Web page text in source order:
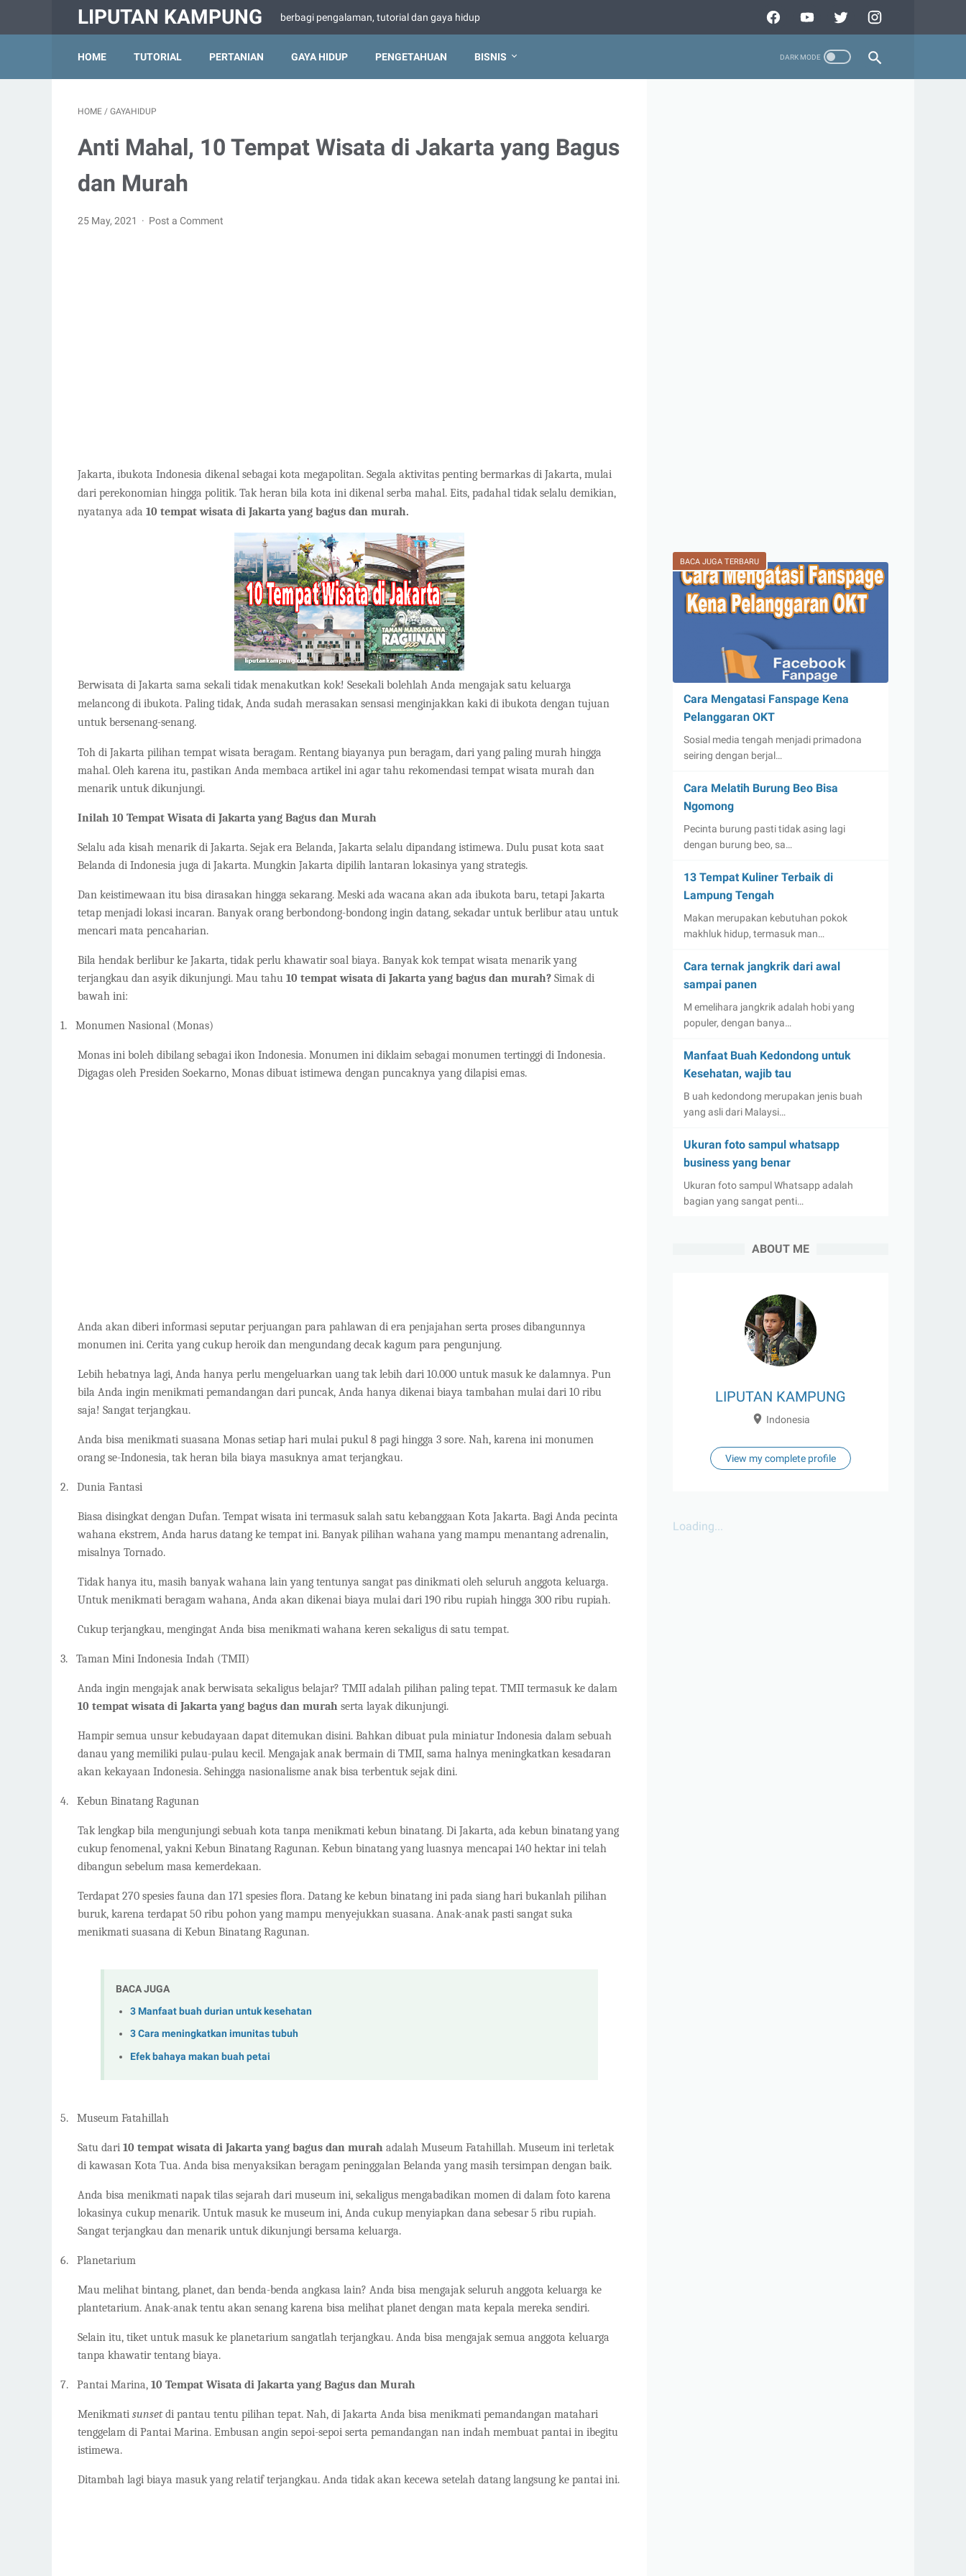
LIPUTAN KAMPUNG berbagi pengalaman, tutorial dan gaya hidup
HOME TUTORIAL PERTANIAN GAYA HIDUP PENGETAHUAN BISNIS
HOME / GAYAHIDUP
Anti Mahal, 10 Tempat Wisata di Jakarta yang Bagus
dan Murah
25 May, 2021 Post a Comment
Jakarta, ibukota Indonesia dikenal sebagai kota megapolitan. Segala aktivitas penting bermarkas di Jakarta, mulai
dari perekonomian hingga politik. Tak heran bila kota ini dikenal serba mahal. Eits, padahal tidak selalu demikian,
nyatanya ada 10 tempat wisata di Jakarta yang bagus dan murah.
Berwisata di Jakarta sama sekali tidak menakutkan kok! Sesekali bolehlah Anda mengajak satu keluarga
melancong di ibukota. Paling tidak, Anda sudah merasakan sensasi menginjakkan kaki di ibukota dengan tujuan
untuk bersenang-senang.
Toh di Jakarta pilihan tempat wisata beragam. Rentang biayanya pun beragam, dari yang paling murah hingga
mahal. Oleh karena itu, pastikan Anda membaca artikel ini agar tahu rekomendasi tempat wisata murah dan
menarik untuk dikunjungi.
Inilah 10 Tempat Wisata di Jakarta yang Bagus dan Murah
Selalu ada kisah menarik di Jakarta. Sejak era Belanda, Jakarta selalu dipandang istimewa. Dulu pusat kota saat
Belanda di Indonesia juga di Jakarta. Mungkin Jakarta dipilih lantaran lokasinya yang strategis.
Dan keistimewaan itu bisa dirasakan hingga sekarang. Meski ada wacana akan ada ibukota baru, tetapi Jakarta
tetap menjadi lokasi incaran. Banyak orang berbondong-bondong ingin datang, sekadar untuk berlibur atau untuk
mencari mata pencaharian.
Bila hendak berlibur ke Jakarta, tidak perlu khawatir soal biaya. Banyak kok tempat wisata menarik yang
terjangkau dan asyik dikunjungi. Mau tahu 10 tempat wisata di Jakarta yang bagus dan murah? Simak di
bawah ini:
1. Monumen Nasional (Monas)
Monas ini boleh dibilang sebagai ikon Indonesia. Monumen ini diklaim sebagai monumen tertinggi di Indonesia.
Digagas oleh Presiden Soekarno, Monas dibuat istimewa dengan puncaknya yang dilapisi emas.
Anda akan diberi informasi seputar perjuangan para pahlawan di era penjajahan serta proses dibangunnya
monumen ini. Cerita yang cukup heroik dan mengundang decak kagum para pengunjung.
Lebih hebatnya lagi, Anda hanya perlu mengeluarkan uang tak lebih dari 10.000 untuk masuk ke dalamnya. Pun
bila Anda ingin menikmati pemandangan dari puncak, Anda hanya dikenai biaya tambahan mulai dari 10 ribu
saja! Sangat terjangkau.
Anda bisa menikmati suasana Monas setiap hari mulai pukul 8 pagi hingga 3 sore. Nah, karena ini monumen
orang se-Indonesia, tak heran bila biaya masuknya amat terjangkau.
2. Dunia Fantasi
Biasa disingkat dengan Dufan. Tempat wisata ini termasuk salah satu kebanggaan Kota Jakarta. Bagi Anda pecinta
wahana ekstrem, Anda harus datang ke tempat ini. Banyak pilihan wahana yang mampu menantang adrenalin,
misalnya Tornado.
Tidak hanya itu, masih banyak wahana lain yang tentunya sangat pas dinikmati oleh seluruh anggota keluarga.
Untuk menikmati beragam wahana, Anda akan dikenai biaya mulai dari 190 ribu rupiah hingga 300 ribu rupiah.
Cukup terjangkau, mengingat Anda bisa menikmati wahana keren sekaligus di satu tempat.
3. Taman Mini Indonesia Indah (TMII)
Anda ingin mengajak anak berwisata sekaligus belajar? TMII adalah pilihan paling tepat. TMII termasuk ke dalam
10 tempat wisata di Jakarta yang bagus dan murah serta layak dikunjungi.
Hampir semua unsur kebudayaan dapat ditemukan disini. Bahkan dibuat pula miniatur Indonesia dalam sebuah
danau yang memiliki pulau-pulau kecil. Mengajak anak bermain di TMII, sama halnya meningkatkan kesadaran
akan kekayaan Indonesia. Sehingga nasionalisme anak bisa terbentuk sejak dini.
4. Kebun Binatang Ragunan
Tak lengkap bila mengunjungi sebuah kota tanpa menikmati kebun binatang. Di Jakarta, ada kebun binatang yang
cukup fenomenal, yakni Kebun Binatang Ragunan. Kebun binatang yang luasnya mencapai 140 hektar ini telah
dibangun sebelum masa kemerdekaan.
Terdapat 270 spesies fauna dan 171 spesies flora. Datang ke kebun binatang ini pada siang hari bukanlah pilihan
buruk, karena terdapat 50 ribu pohon yang mampu menyejukkan suasana. Anak-anak pasti sangat suka
menikmati suasana di Kebun Binatang Ragunan.
BACA JUGA
3 Manfaat buah durian untuk kesehatan
3 Cara meningkatkan imunitas tubuh
Efek bahaya makan buah petai
5. Museum Fatahillah
Satu dari 10 tempat wisata di Jakarta yang bagus dan murah adalah Museum Fatahillah. Museum ini terletak
di kawasan Kota Tua. Anda bisa menyaksikan beragam peninggalan Belanda yang masih tersimpan dengan baik.
Anda bisa menikmati napak tilas sejarah dari museum ini, sekaligus mengabadikan momen di dalam foto karena
lokasinya cukup menarik. Untuk masuk ke museum ini, Anda cukup menyiapkan dana sebesar 5 ribu rupiah.
Sangat terjangkau dan menarik untuk dikunjungi bersama keluarga.
6. Planetarium
Mau melihat bintang, planet, dan benda-benda angkasa lain? Anda bisa mengajak seluruh anggota keluarga ke
plantetarium. Anak-anak tentu akan senang karena bisa melihat planet dengan mata kepala mereka sendiri.
Selain itu, tiket untuk masuk ke planetarium sangatlah terjangkau. Anda bisa mengajak semua anggota keluarga
tanpa khawatir tentang biaya.
7. Pantai Marina, 10 Tempat Wisata di Jakarta yang Bagus dan Murah
Menikmati sunsetdi pantau tentu pilihan tepat. Nah, di Jakarta Anda bisa menikmati pemandangan matahari
tenggelam di Pantai Marina. Embusan angin sepoi-sepoi serta pemandangan nan indah membuat pantai in ibegitu
istimewa.
Ditambah lagi biaya masuk yang relatif terjangkau. Anda tidak akan kecewa setelah datang langsung ke pantai ini.
BACA JUGA TERBARU
Cara Mengatasi Fanspage Kena
Pelanggaran OKT
Sosial media tengah menjadi primadona
seiring dengan berjal…
Cara Melatih Burung Beo Bisa
Ngomong
Pecinta burung pasti tidak asing lagi
dengan burung beo, sa…
13 Tempat Kuliner Terbaik di
Lampung Tengah
Makan merupakan kebutuhan pokok
makhluk hidup, termasuk man…
Cara ternak jangkrik dari awal
sampai panen
M emelihara jangkrik adalah hobi yang
populer, dengan banya…
Manfaat Buah Kedondong untuk
Kesehatan, wajib tau
B uah kedondong merupakan jenis buah
yang asli dari Malaysi…
Ukuran foto sampul whatsapp
business yang benar
Ukuran foto sampul Whatsapp adalah
bagian yang sangat penti…
ABOUT ME
LIPUTAN KAMPUNG
Indonesia
View my complete profile
Loading...